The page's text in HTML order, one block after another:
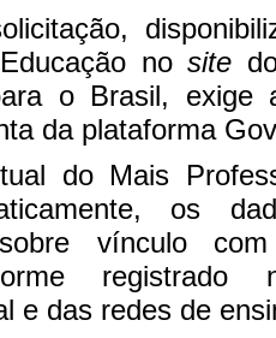
nosite
o Brasil, exige
da plataforma
do Mais
os
vínculo
e das redes de